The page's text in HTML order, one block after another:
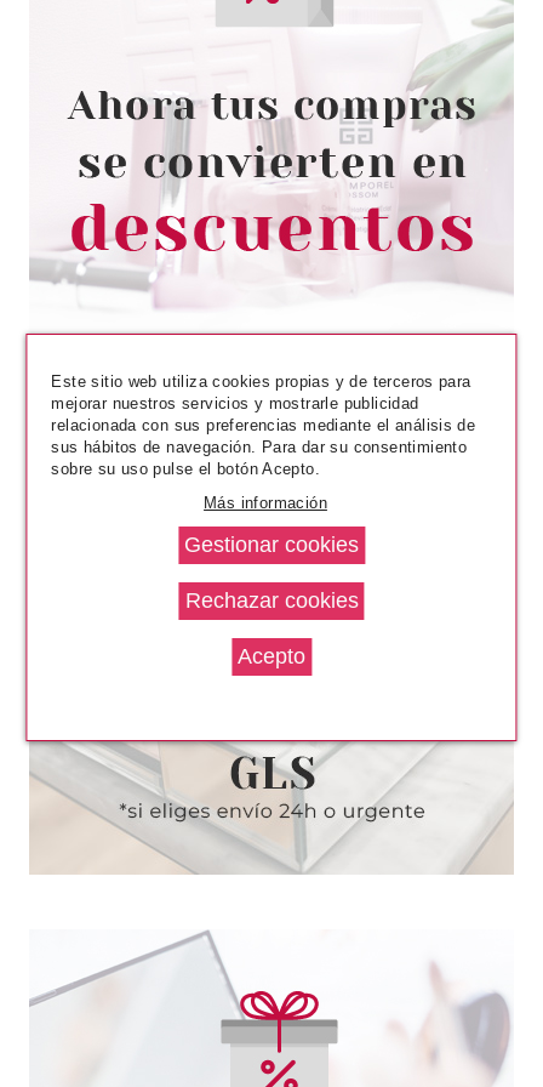
AUSTRALIAN GOLD
AUSTRALIAN GOLD INSTANT
SUNLESS MOUSSE
AUTOBRONCEADOR EN
ESPUMA 177 ML
desde
13.75€
AUSTRALIAN GOLD ALOE
FREZE SPRAY GEL AFTERSUN
desde
AUSTRALIAN GOLD
AUSTRALIAN GOLD SUNLESS
Este sitio web utiliza cookies propias y de terceros para
mejorar nuestros servicios y mostrarle publicidad
relacionada con sus preferencias mediante el análisis de
sus hábitos de navegación. Para dar su consentimiento
sobre su uso pulse el botón Acepto.
Más información